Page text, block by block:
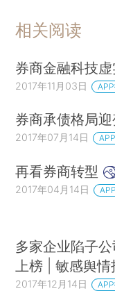
相关阅读
券商金融科技虚
2017年11月03日
券商承债格局
2017年07月14日
再看券商转型
2017年04月14日
多家企业陷子
上榜 | 敏感舆情
2017年12月14日